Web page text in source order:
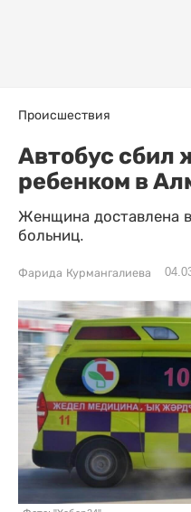
Происшествия
Автобус сбил
ребенком в
Женщина доставлена
больниц.
Фарида Курмангалиева